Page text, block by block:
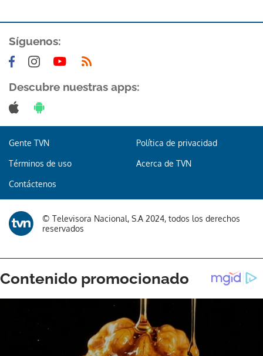
ACEPTAR
Síguenos:
Descubre nuestras apps:
Gente TVN Política de privacidad
Términos de uso Acerca de TVN
Contáctenos
© Televisora Nacional, S.A 2024, todos los derechos
reservados